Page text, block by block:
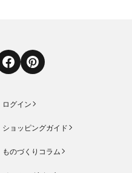
FacebookPinterest
ログイン
ショッピングガイド
ものづくりコラム